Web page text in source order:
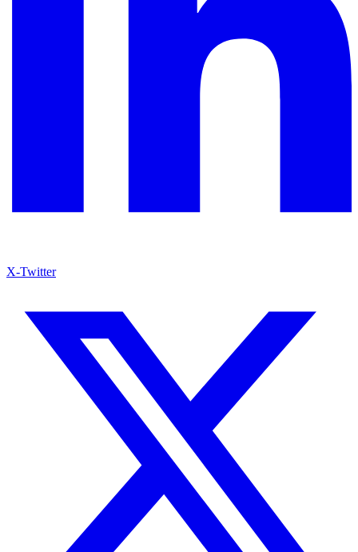
X-Twitter